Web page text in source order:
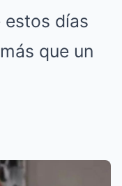
estos días
que un